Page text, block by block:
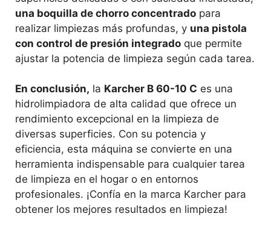
una boquilla de chorro concentrado para
realizar limpiezas más profundas, y una pistola
con control de presión integrado que permite
ajustar la potencia de limpieza según cada tarea.
En conclusión, la Karcher B 60-10 C es una
hidrolimpiadora de alta calidad que ofrece un
rendimiento excepcional en la limpieza de
diversas superficies. Con su potencia y
eficiencia, esta máquina se convierte en una
herramienta indispensable para cualquier tarea
de limpieza en el hogar o en entornos
profesionales. ¡Confía en la marca Karcher para
obtener los mejores resultados en limpieza!